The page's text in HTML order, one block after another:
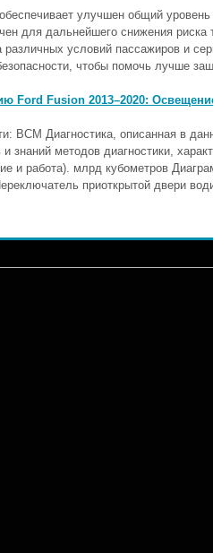
улучшен общий
для дальнейшего снижения
условий пассажиров и
чтобы помочь лучше
Ford Fusion 2013–2020:
BCM Диагностика, описанная в
и знаний методов диагностики,
и работа). млрд кубометров
приоткрытой двери